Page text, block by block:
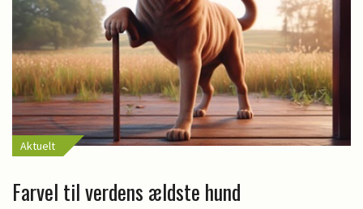
Aktuelt
Farvel til verdens ældste hund